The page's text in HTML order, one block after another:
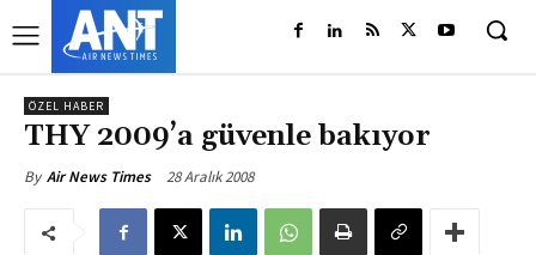
ÖZEL HABER
THY 2009’a güvenle bakıyor
By Air News Times 28 Aralık 2008